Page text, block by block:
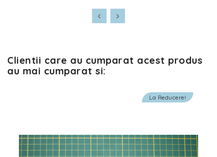
Clientii care au cumparat acest produs
au mai cumparat si:
La Reducere!